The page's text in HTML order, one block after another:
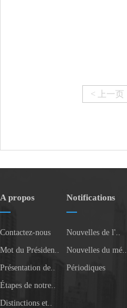
< 上一页
A propos
Contactez-nous
Mot du Présiden..
Présentation de..
Étapes de notre..
Distinctions et..
Notifications
Nouvelles de l'..
Nouvelles du mé..
Périodiques